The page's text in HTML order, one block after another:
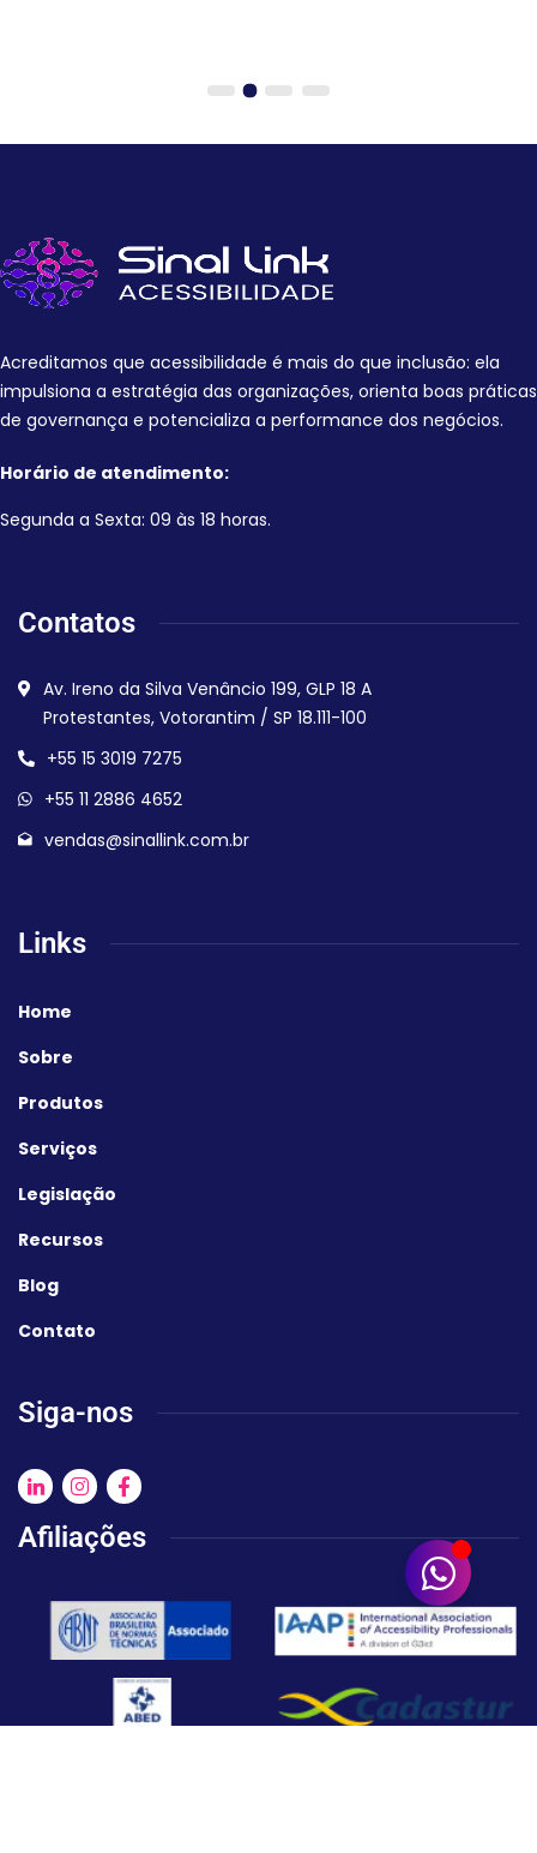
Informação precisa no deslocamento por escadas e
Acreditamos que acessibilidade é mais do que inclusão: ela
impulsiona a estratégia das organizações, orienta boas práticas
de governança e potencializa a performance dos negócios.
Horário de atendimento:
Segunda a Sexta: 09 às 18 horas.
Contatos
Av. Ireno da Silva Venâncio 199, GLP 18 A
Protestantes, Votorantim / SP 18.111-100
+55 15 3019 7275
+55 11 2886 4652
vendas@sinallink.com.br
Links
Home
Sobre
Produtos
Serviços
Legislação
Recursos
Blog
Contato
Siga-nos
Afiliações